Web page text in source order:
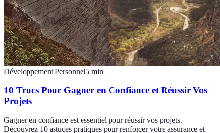
Développement Personnel5 min
10 Trucs Pour Gagner en Confiance et Réussir Vos
Projets
Gagner en confiance est essentiel pour réussir vos projets.
Découvrez 10 astuces pratiques pour renforcer votre assurance et